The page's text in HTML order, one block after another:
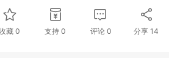
藏0 支持 0 评论 0 分享14